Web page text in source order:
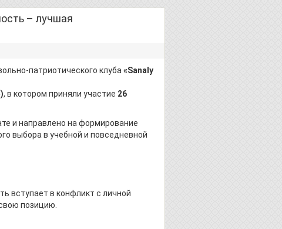
– лучшая
патриотического клуба «Sanaly
, в котором приняли участие 26
и направлено на формирование
выбора в учебной и повседневной
вступает в конфликт с личной
позицию.